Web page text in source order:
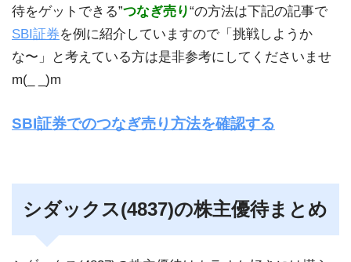
待をゲットできる”つなぎ売り“の方法は下記の記事で
SBI証券を例に紹介していますので「挑戦しようか
な〜」と考えている方は是非参考にしてくださいませ
m(_ _)m
SBI証券でのつなぎ売り方法を確認する
シダックス(4837)の株主優待まとめ